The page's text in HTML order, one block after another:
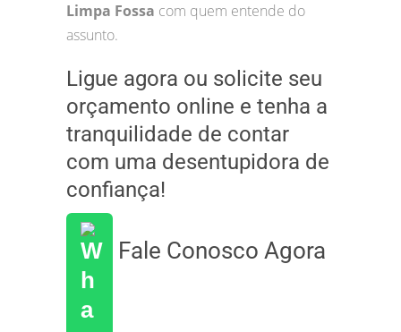
Limpa Fossa com quem entende do
assunto.
Ligue agora ou solicite seu
orçamento online e tenha a
tranquilidade de contar
com uma desentupidora de
confiança!
Fale Conosco Agora